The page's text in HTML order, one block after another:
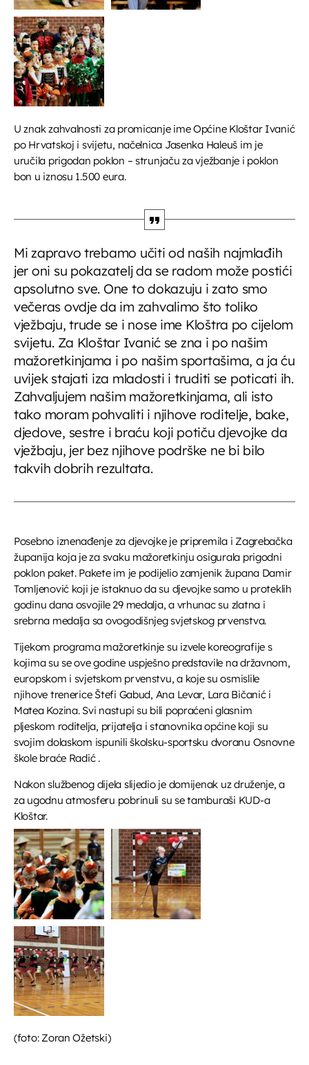
U znak zahvalnosti za promicanje ime Općine Kloštar Ivanić
po Hrvatskoj i svijetu, načelnica Jasenka Haleuš im je
uručila prigodan poklon – strunjaču za vježbanje i poklon
bon u iznosu 1.500 eura.
Mi zapravo trebamo učiti od naših najmlađih
jer oni su pokazatelj da se radom može postići
apsolutno sve. One to dokazuju i zato smo
večeras ovdje da im zahvalimo što toliko
vježbaju, trude se i nose ime Kloštra po cijelom
svijetu. Za Kloštar Ivanić se zna i po našim
mažoretkinjama i po našim sportašima, a ja ću
uvijek stajati iza mladosti i truditi se poticati ih.
Zahvaljujem našim mažoretkinjama, ali isto
tako moram pohvaliti i njihove roditelje, bake,
djedove, sestre i braću koji potiču djevojke da
vježbaju, jer bez njihove podrške ne bi bilo
takvih dobrih rezultata.
Posebno iznenađenje za djevojke je pripremila i Zagrebačka
županija koja je za svaku mažoretkinju osigurala prigodni
poklon paket. Pakete im je podijelio zamjenik župana Damir
Tomljenović koji je istaknuo da su djevojke samo u proteklih
godinu dana osvojile 29 medalja, a vrhunac su zlatna i
srebrna medalja sa ovogodišnjeg svjetskog prvenstva.
Tijekom programa mažoretkinje su izvele koreografije s
kojima su se ove godine uspješno predstavile na državnom,
europskom i svjetskom prvenstvu, a koje su osmislile
njihove trenerice Štefi Gabud, Ana Levar, Lara Bičanić i
Matea Kozina. Svi nastupi su bili popraćeni glasnim
pljeskom roditelja, prijatelja i stanovnika općine koji su
svojim dolaskom ispunili školsku-sportsku dvoranu Osnovne
škole braće Radić .
Nakon službenog dijela slijedio je domijenak uz druženje, a
za ugodnu atmosferu pobrinuli su se tamburaši KUD-a
Kloštar.
(foto: Zoran Ožetski)